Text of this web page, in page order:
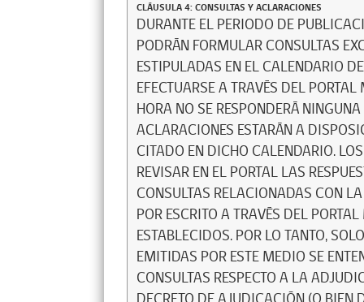
CLÁUSULA 4: CONSULTAS Y ACLARACIONES
DURANTE EL PERIODO DE
PODRÁN FORMULAR CONSULTAS
ESTIPULADAS EN EL CALENDARIO
EFECTUARSE A TRAVÉS DEL
HORA NO SE RESPONDERÁ
ACLARACIONES ESTARÁN A
CITADO EN DICHO CALENDARIO.
REVISAR EN EL PORTAL LAS
CONSULTAS RELACIONADAS CON
POR ESCRITO A TRAVÉS DEL
ESTABLECIDOS. POR LO TANTO,
EMITIDAS POR ESTE MEDIO SE
CONSULTAS RESPECTO A LA